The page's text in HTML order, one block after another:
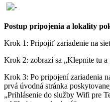
Postup pripojenia a lokality
Krok 1: Pripojiť zariadenie na
Krok 2: zobrazí sa „Klepnite tu a
Krok 3: Po pripojení zariadenia
prvá úvodná stránka
„Prihlásenie do služby Wifi pre